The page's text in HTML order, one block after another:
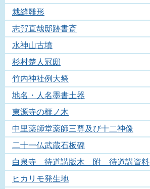
裁縫雛形
志賀直哉邸跡書斎
水神山古墳
杉村楚人冠邸
竹内神社例大祭
地名・人名墨書土器
東源寺の榧ノ木
中里薬師堂薬師三尊及び十二神像
二十一仏武蔵石板碑
白泉寺 待道講版木 附 待道講資料
ヒカリモ発生地